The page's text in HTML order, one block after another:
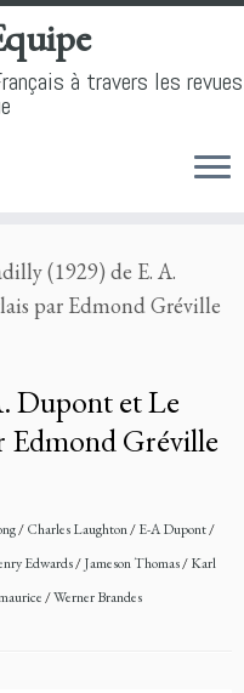
à travers les revues
(1929) de E. A.
par Edmond Gréville
Dupont et Le
Edmond Gréville
/Charles Laughton/E-A Dupont/
Edwards/Jameson Thomas/Karl
/Werner Brandes